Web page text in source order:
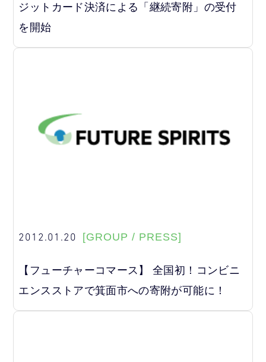
ジットカード決済による「継続寄附」の受付
を開始
2012.01.20 [GROUP / PRESS]
【フューチャーコマース】 全国初！コンビニ
エンスストアで箕面市への寄附が可能に！